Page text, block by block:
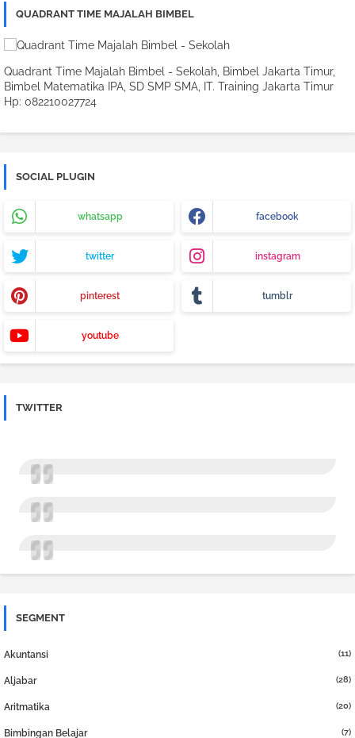
QUADRANT TIME MAJALAH BIMBEL
Quadrant Time Majalah Bimbel - Sekolah, Bimbel Jakarta Timur,
Bimbel Matematika IPA, SD SMP SMA, IT. Training Jakarta Timur
Hp: 082210027724
SOCIAL PLUGIN
whatsapp facebook
twitter instagram
pinterest tumblr
youtube
TWITTER
SEGMENT
Akuntansi (11)
Aljabar (28)
Aritmatika (20)
Bimbingan Belajar (7)